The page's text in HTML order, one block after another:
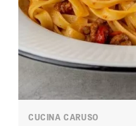
CUCINA CARUSO